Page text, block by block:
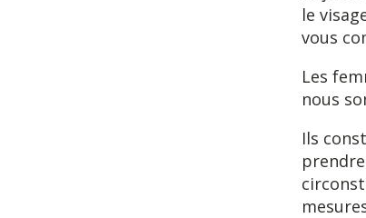
le
vous
Les
nous
Ils